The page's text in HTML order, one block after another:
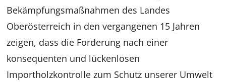
Bekämpfungsmaßnahmen des Landes
Oberösterreich in den vergangenen 15 Jahren
zeigen, dass die Forderung nach einer
konsequenten und lückenlosen
Importholzkontrolle zum Schutz unserer Umwelt